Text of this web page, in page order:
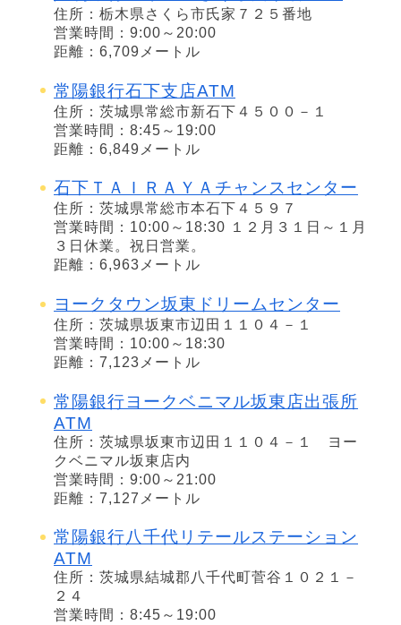
住所：栃木県さくら市氏家７２５番地
営業時間：9:00～20:00
距離：6,709メートル
常陽銀行石下支店ATM
住所：茨城県常総市新石下４５００－１
営業時間：8:45～19:00
距離：6,849メートル
石下ＴＡＩＲＡＹＡチャンスセンター
住所：茨城県常総市本石下４５９７
営業時間：10:00～18:30 １２月３１日～１月
３日休業。祝日営業。
距離：6,963メートル
ヨークタウン坂東ドリームセンター
住所：茨城県坂東市辺田１１０４－１
営業時間：10:00～18:30
距離：7,123メートル
常陽銀行ヨークベニマル坂東店出張所
ATM
住所：茨城県坂東市辺田１１０４－１ ヨー
クベニマル坂東店内
営業時間：9:00～21:00
距離：7,127メートル
常陽銀行八千代リテールステーション
ATM
住所：茨城県結城郡八千代町菅谷１０２１－
２４
営業時間：8:45～19:00